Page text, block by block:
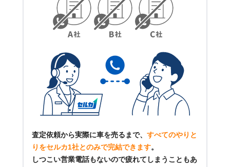
査定依頼から実際に車を売るまで、 すべてのやりと
りをセルカ1社とのみで完結できます。
しつこい営業電話もないので疲れてしまうこともあ